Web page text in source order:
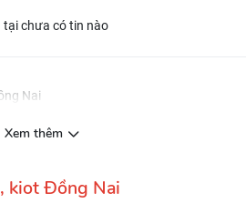
tại chưa có tin nào
Nai
Xem thêm
kiot Đồng Nai